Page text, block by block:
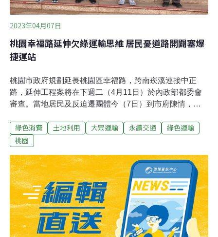
2023年04月07日
桃園幸福路延伸欠綠運輸思維 居民憂道路開闢塞爆
捷運站
桃園市政府規劃延長桃園區幸福路，跨南崁溪連接中正
路，延伸工程案將在下週二（4月11日）於內政部都委會
審查。當地居民及反迫遷團體今（7日）到市府陳情，指
居民團體指出，中正路已規劃捷運綠線G12站，市府卻欲
新建車輛專用道路，是與綠色運輸互相矛盾的邏輯，更會
批市府邏輯矛盾為了滿足桃園區經國重劃區交通需求，及
分散國道交流道車潮，桃園市府規劃將幸福路新闢延長，
跨越南崁溪連接至對岸的中正路，同時銜接捷運G12站，
約30米路幅。在地居民李建宏指出，政府已於中正路規劃
設置捷運綠線G12站，應搭配政策減少私家車的使用，此
時新建車輛專用道路將使捷運站周邊堵塞，與大眾運輸是
相互矛盾的邏輯，也凸顯出桃園市都發局、交通局、捷運
綠色消費 土地利用 大眾運輸 永續交通
綠色運輸
桃園